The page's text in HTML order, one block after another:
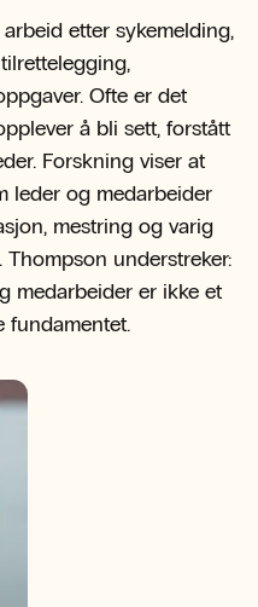
etter sykemelding,
Ofte er det
å bli sett, forstått
Forskning viser at
leder og medarbeider
mestring og varig
understreker:
medarbeider er ikke et
fundamentet.